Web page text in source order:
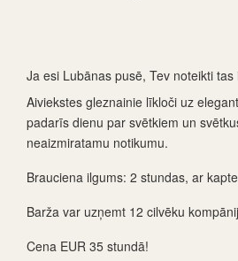
Ja esi Lubānas pusē, Tev noteikti
Aiviekstes gleznainie līkloči uz
padarīs dienu par svētkiem un
neaizmiratamu notikumu.
Brauciena ilgums: 2 stundas, ar
Barža var uzņemt 12 cilvēku
Cena EUR 35 stundā!